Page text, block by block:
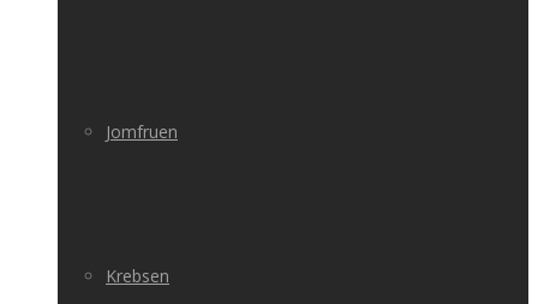
Jomfruen
Krebsen